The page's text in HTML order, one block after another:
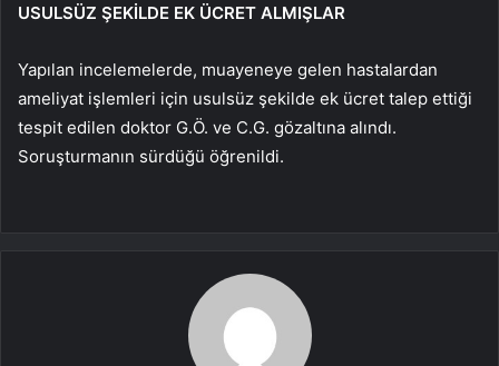
USULSÜZ ŞEKİLDE EK ÜCRET ALMIŞLAR
Yapılan incelemelerde, muayeneye gelen hastalardan
ameliyat işlemleri için usulsüz şekilde ek ücret talep ettiği
tespit edilen doktor G.Ö. ve C.G. gözaltına alındı.
Soruşturmanın sürdüğü öğrenildi.